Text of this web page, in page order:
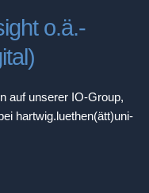
o.ä.-
auf unserer IO-Group,
hartwig.luethen(ätt)uni-